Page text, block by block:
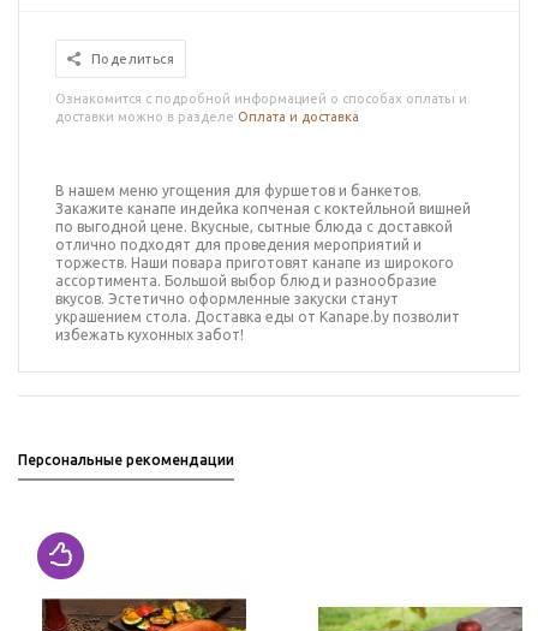
Поделиться
Ознакомится с подробной информацией о способах оплаты и
доставки можно в разделе Оплата и доставка
В нашем меню угощения для фуршетов и банкетов.
Закажите канапе индейка копченая с коктейльной вишней
по выгодной цене. Вкусные, сытные блюда с доставкой
отлично подходят для проведения мероприятий и
торжеств. Наши повара приготовят канапе из широкого
ассортимента. Большой выбор блюд и разнообразие
вкусов. Эстетично оформленные закуски станут
украшением стола. Доставка еды от Kanape.by позволит
избежать кухонных забот!
Персональные рекомендации